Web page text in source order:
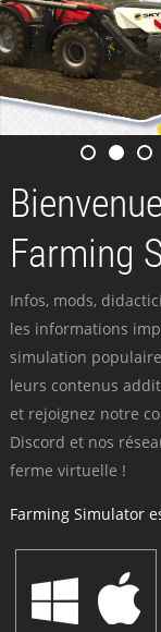
Farming
Infos, mods,
les informations
simulation
leurs contenus
et rejoignez notre
Discord et nos
ferme virtuelle !
Farming Simulator